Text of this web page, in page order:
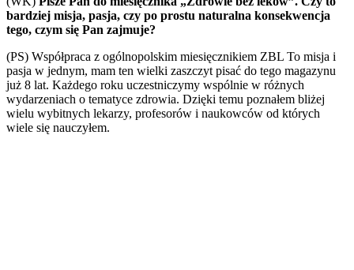
bardziej misja, pasja, czy po prostu naturalna konsekwencja
tego, czym się Pan zajmuje?
(PS) Współpraca z ogólnopolskim miesięcznikiem ZBL To misja i
pasja w jednym, mam ten wielki zaszczyt pisać do tego magazynu
już 8 lat. Każdego roku uczestniczymy wspólnie w różnych
wydarzeniach o tematyce zdrowia. Dzięki temu poznałem bliżej
wielu wybitnych lekarzy, profesorów i naukowców od których
wiele się nauczyłem.